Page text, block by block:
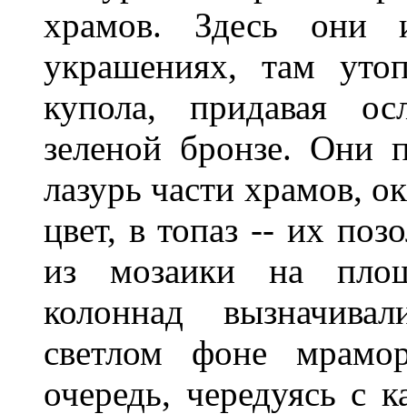
храмов. Здесь они
украшениях, там
купола, придавая
зеленой бронзе. Они
лазурь части храмов,
цвет, в топаз -- их
из мозаики на
колоннад
светлом фоне
очередь, чередуясь с